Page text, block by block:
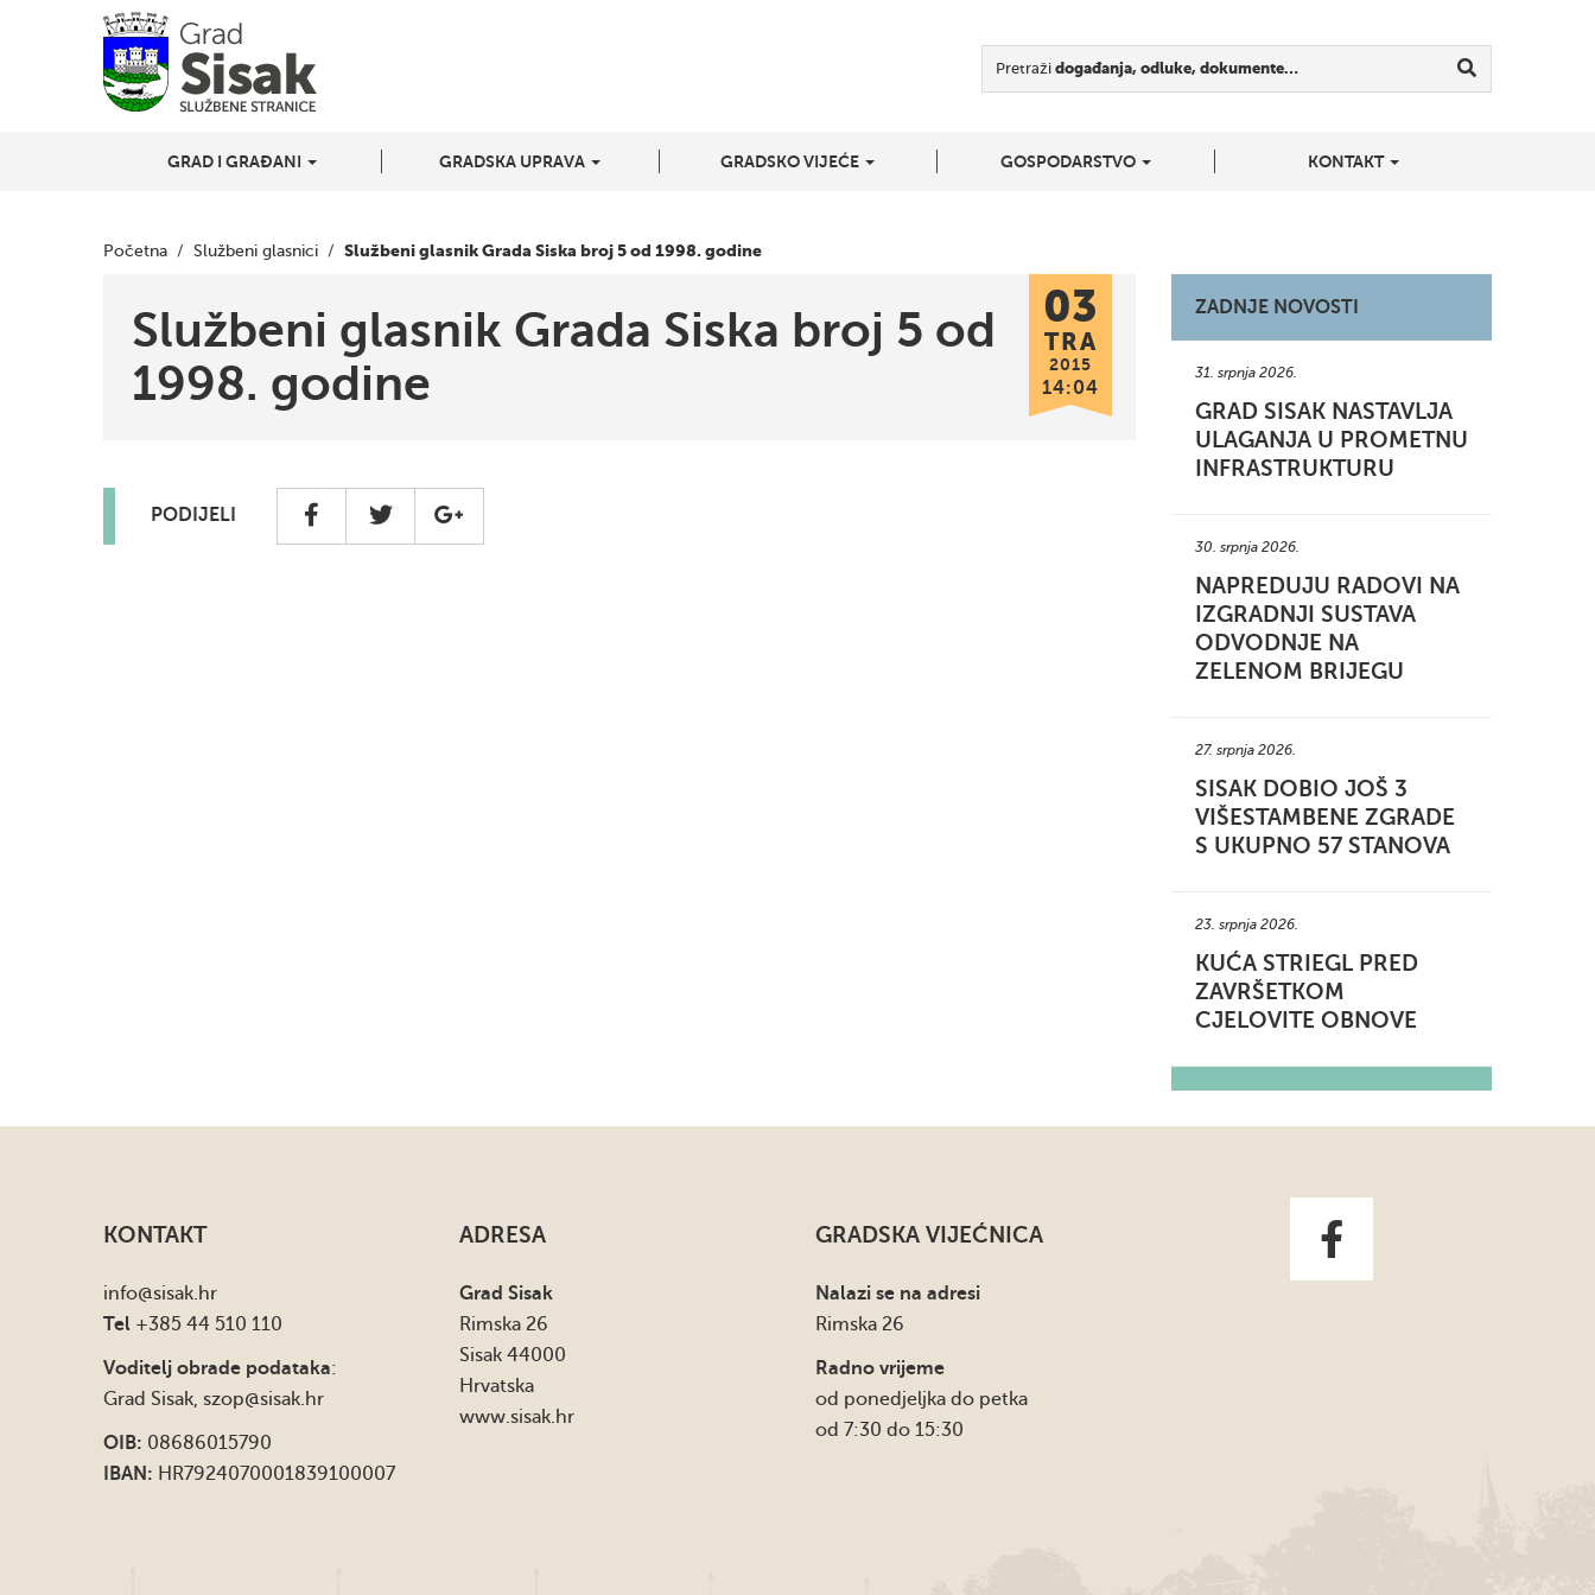
Pretraži događanja, odluke, dokumente…
GRAD I GRAĐANI GRADSKA UPRAVA GRADSKO VIJEĆE GOSPODARSTVO KONTAKT
Početna / Službeni glasnici / Službeni glasnik Grada Siska broj 5 od 1998. godine
Službeni glasnik Grada Siska broj 5 od
1998. godine
03
TRA
2015
14:04
PODIJELI
ZADNJE NOVOSTI
31. srpnja 2026.
GRAD SISAK NASTAVLJA
ULAGANJA U PROMETNU
INFRASTRUKTURU
30. srpnja 2026.
NAPREDUJU RADOVI NA
IZGRADNJI SUSTAVA
ODVODNJE NA
ZELENOM BRIJEGU
27. srpnja 2026.
SISAK DOBIO JOŠ 3
VIŠESTAMBENE ZGRADE
S UKUPNO 57 STANOVA
23. srpnja 2026.
KUĆA STRIEGL PRED
ZAVRŠETKOM
CJELOVITE OBNOVE
KONTAKT
info@sisak.hr
Tel +385 44 510 110
Voditelj obrade podataka:
Grad Sisak, szop@sisak.hr
OIB: 08686015790
IBAN: HR7924070001839100007
ADRESA
Grad Sisak
Rimska 26
Sisak 44000
Hrvatska
www.sisak.hr
GRADSKA VIJEĆNICA
Nalazi se na adresi
Rimska 26
Radno vrijeme
od ponedjeljka do petka
od 7:30 do 15:30